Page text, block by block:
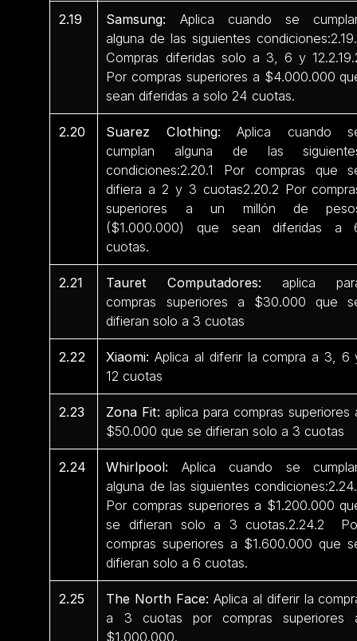
2.19 Samsung: Aplica cuando se
alguna de las siguientes
Compras diferidas solo a 3, 6 y
Por compras superiores a $4.000.000
sean diferidas a solo 24 cuotas.
2.20 Suarez Clothing: Aplica cuando
cumplan alguna de las
condiciones:2.20.1 Por compras que
difiera a 2 y 3 cuotas2.20.2 Por
superiores a un millón de
($1.000.000) que sean diferidas a
cuotas.
2.21 Tauret Computadores: aplica
compras superiores a $30.000 que
difieran solo a 3 cuotas
2.22 Xiaomi: Aplica al diferir la compra a 3, 6
12 cuotas
2.23 Zona Fit: aplica para compras superiores
$50.000 que se difieran solo a 3 cuotas
2.24 Whirlpool: Aplica cuando se
alguna de las siguientes
Por compras superiores a $1.200.000
se difieran solo a 3 cuotas.2.24.2
compras superiores a $1.600.000 que
difieran solo a 6 cuotas.
2.25 The North Face: Aplica al diferir la
a 3 cuotas por compras superiores
$1.000.000.